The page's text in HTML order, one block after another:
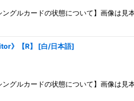
グルカードの状態について】画像は
》【R】 [白/日本語]
グルカードの状態について】画像は